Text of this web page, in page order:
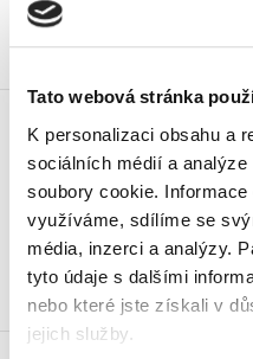
Tato webová stránka
K personalizaci obsahu a
sociálních médií a
soubory cookie.
využíváme, sdílíme se
média, inzerci a analýzy.
tyto údaje s dalšími
nebo které jste získali v
jejich služby.
Dodejka C5
3 999 Kč
4 838,79 Kč vč.
Koupit
Skladem